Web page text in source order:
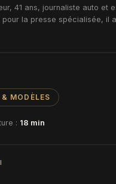
41 ans, journaliste auto et
pour la presse spécialisée, il
MODÈLES
: 18 min